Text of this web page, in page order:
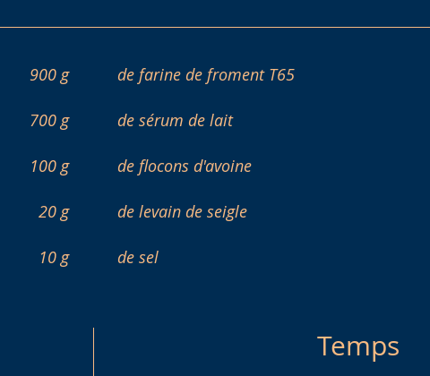
900 g de farine de froment T65
700 g de sérum de lait
100 g de flocons d'avoine
20 g de levain de seigle
10 g de sel
Temps